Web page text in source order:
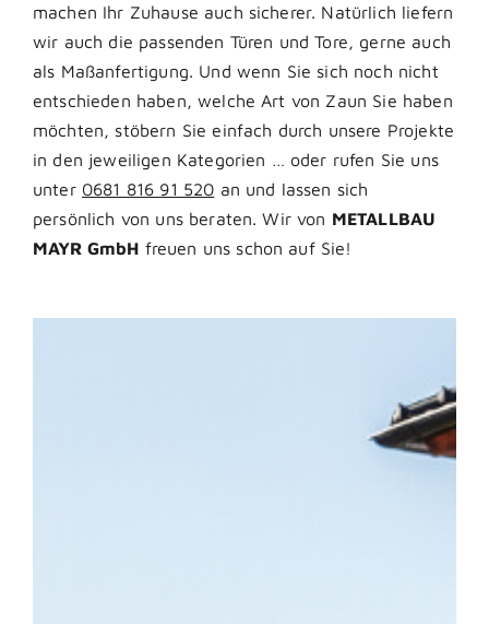
machen Ihr Zuhause auch sicherer. Natürlich liefern
wir auch die passenden Türen und Tore, gerne auch
als Maßanfertigung. Und wenn Sie sich noch nicht
entschieden haben, welche Art von Zaun Sie haben
möchten, stöbern Sie einfach durch unsere Projekte
in den jeweiligen Kategorien … oder rufen Sie uns
unter 0681 816 91 520 an und lassen sich
persönlich von uns beraten. Wir von METALLBAU
MAYR GmbH freuen uns schon auf Sie!